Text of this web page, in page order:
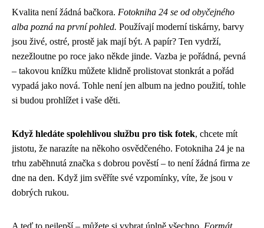
Kvalita není žádná bačkora. Fotokniha 24 se od obyčejného
alba pozná na první pohled. Používají moderní tiskárny, barvy
jsou živé, ostré, prostě jak mají být. A papír? Ten vydrží,
nezežloutne po roce jako někde jinde. Vazba je pořádná, pevná
– takovou knížku můžete klidně prolistovat stonkrát a pořád
vypadá jako nová. Tohle není jen album na jedno použití, tohle
si budou prohlížet i vaše děti.
Když hledáte spolehlivou službu pro tisk fotek, chcete mít
jistotu, že narazíte na někoho osvědčeného. Fotokniha 24 je na
trhu zaběhnutá značka s dobrou pověstí – to není žádná firma ze
dne na den. Když jim svěříte své vzpomínky, víte, že jsou v
dobrých rukou.
A teď to nejlepší – můžete si vybrat úplně všechno. Formát,